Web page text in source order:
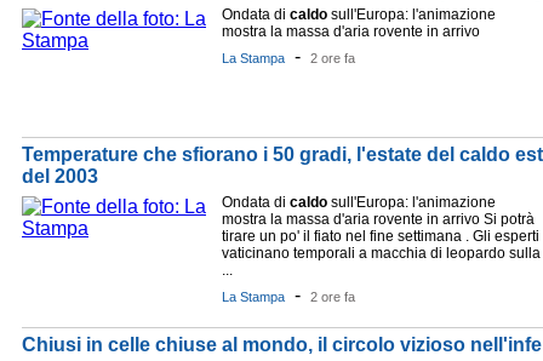
Ondata di caldo sull'Europa: l'animazione
mostra la massa d'aria rovente in arrivo
La Stampa - 2 ore fa
Temperature che sfiorano i 50 gradi, l'estate del caldo
del 2003
Ondata di caldo sull'Europa: l'animazione
mostra la massa d'aria rovente in arrivo Si potrà
tirare un po' il fiato nel fine settimana . Gli esperti
vaticinano temporali a macchia di leopardo sulla
...
La Stampa - 2 ore fa
Chiusi in celle chiuse al mondo, il circolo vizioso